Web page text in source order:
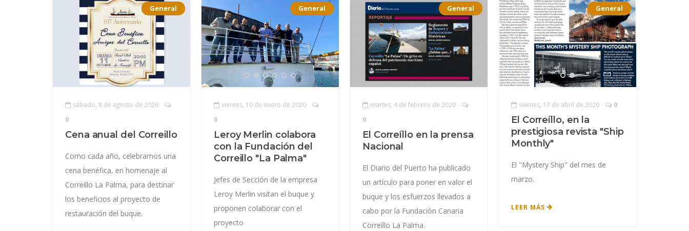
General
sábado, 8 de agosto de 2026
0
Cena anual del Correillo
Como cada año, celebramos una
cena benéfica, en homenaje al
Correillo La Palma, para destinar
los beneficios al proyecto de
restauración del buque.
General
viernes, 10 de enero de 2020
0
Leroy Merlin colabora
con la Fundación del
Correillo "La Palma"
Jefes de Sección de la empresa
Leroy Merlin visitan el buque y
proponen colaborar con el
proyecto
General
martes, 4 de febrero de 2020
0
El Correíllo en la prensa
Nacional
El Diario del Puerto ha publicado
un artículo para poner en valor el
buque y los esfuerzos llevados a
cabo por la Fundación Canaria
Correíllo La Palma.
General
viernes, 17 de abril de 2020 0
El Correíllo, en la
prestigiosa revista "Ship
Monthly"
El "Mystery Ship" del mes de
marzo.
LEER MÁS